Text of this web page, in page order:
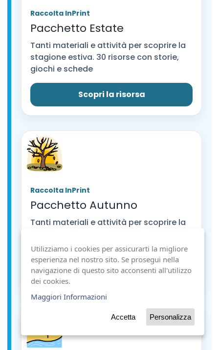
Raccolta InPrint
Pacchetto Estate
Tanti materiali e attività per scoprire la
stagione estiva. 30 risorse con storie,
giochi e schede
Scopri la risorsa
Raccolta InPrint
Pacchetto Autunno
Tanti materiali e attività per scoprire la
pronte con storie, giochi e schede.
Scopri la risorsa
Utilizziamo i cookies per assicurarti la migliore
esperienza nel nostro sito. Se prosegui nella
navigazione di questo sito acconsenti all'utilizzo
dei cookies.
Maggiori Informazioni
Accetta Personalizza